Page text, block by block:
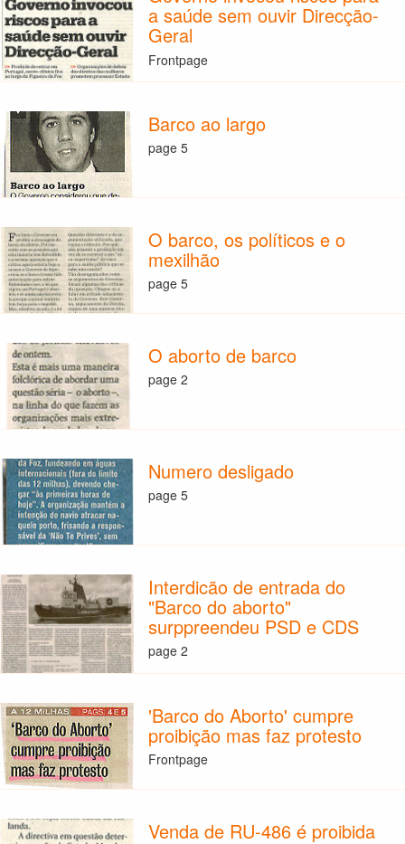
a saúde sem ouvir Direcção-
Geral
Frontpage
Barco ao largo
page 5
O barco, os políticos e o
mexilhão
page 5
O aborto de barco
page 2
Numero desligado
page 5
Interdicão de entrada do
"Barco do aborto"
surppreendeu PSD e CDS
page 2
'Barco do Aborto' cumpre
proibição mas faz protesto
Frontpage
Venda de RU-486 é proibida